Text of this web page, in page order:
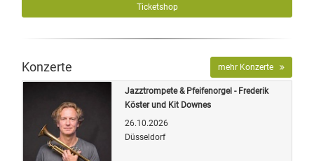
Ticketshop
Konzerte mehr Konzerte
Jazztrompete & Pfeifenorgel - Frederik
Köster und Kit Downes
26.10.2026
Düsseldorf